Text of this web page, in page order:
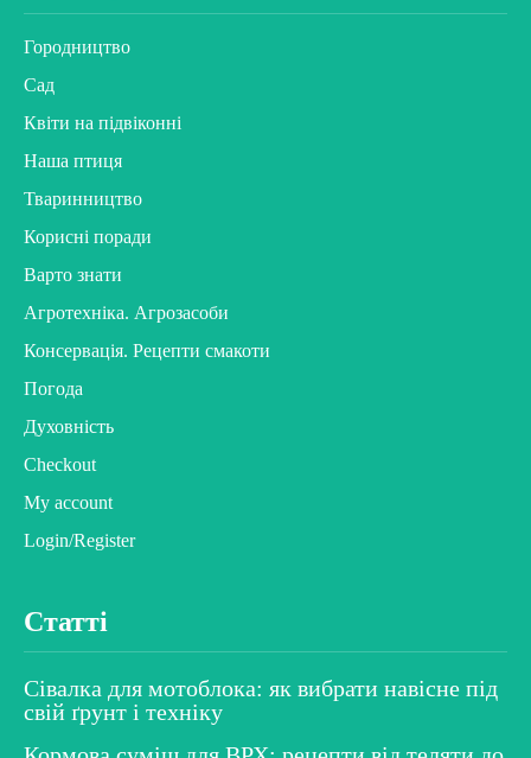
Городництво
Сад
Квіти на підвіконні
Наша птиця
Тваринництво
Корисні поради
Варто знати
Агротехніка. Агрозасоби
Консервація. Рецепти смакоти
Погода
Духовність
Checkout
My account
Login/Register
Статті
Сівалка для мотоблока: як вибрати навісне під
свій ґрунт і техніку